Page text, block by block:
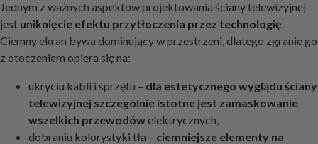
Jednym z ważnych aspektów projektowania ściany telewizyjnej
jest uniknięcie efektu przytłoczenia przez technologię.
Ciemny ekran bywa dominujący w przestrzeni, dlatego zgranie go
z otoczeniem opiera się na:
ukryciu kabli i sprzętu – dla estetycznego wyglądu ściany
telewizyjnej szczególnie istotne jest zamaskowanie
wszelkich przewodówelektrycznych,
dobraniu kolorystyki tła – ciemniejsze elementy na